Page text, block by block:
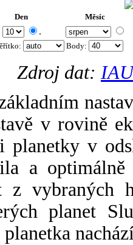
Den Měsíc
.
Body:
Zdroj dat:
v rovině
planetky v
a
z vybraných
planet
planetka